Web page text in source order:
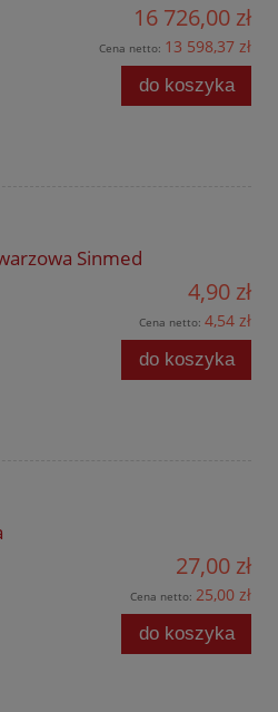
16 726,00 zł
Cena netto: 13 598,37 zł
do koszyka
Sinmed
4,90 zł
Cena netto: 4,54 zł
do koszyka
27,00 zł
Cena netto: 25,00 zł
do koszyka